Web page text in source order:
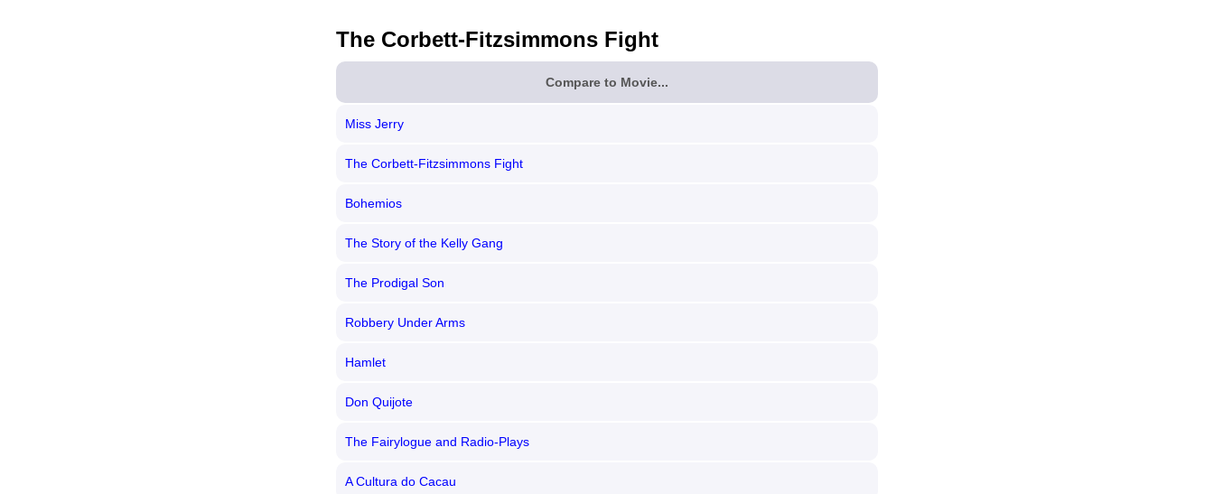
The Corbett-Fitzsimmons Fight
Compare to Movie...
Miss Jerry
The Corbett-Fitzsimmons Fight
Bohemios
The Story of the Kelly Gang
The Prodigal Son
Robbery Under Arms
Hamlet
Don Quijote
The Fairylogue and Radio-Plays
A Cultura do Cacau